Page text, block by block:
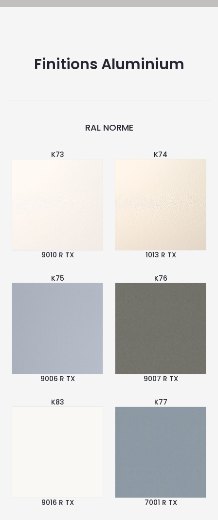
Finitions Aluminium
RAL NORME
K73
9010 R TX
K74
1013 R TX
K75
9006 R TX
K76
9007 R TX
K83
9016 R TX
K77
7001 R TX